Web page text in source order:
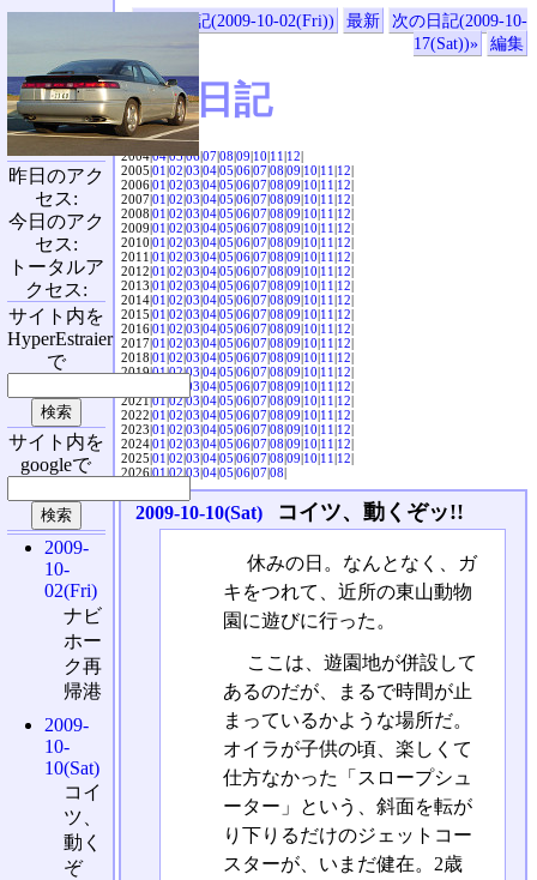
«前の日記(2009-10-02(Fri)) 最新
次の日記(2009-10-
17(Sat))»
編集
SVX日記
2004|04|05|06|07|08|09|10|11|12|
2005|01|02|03|04|05|06|07|08|09|10|11|12|
2006|01|02|03|04|05|06|07|08|09|10|11|12|
2007|01|02|03|04|05|06|07|08|09|10|11|12|
2008|01|02|03|04|05|06|07|08|09|10|11|12|
2009|01|02|03|04|05|06|07|08|09|10|11|12|
2010|01|02|03|04|05|06|07|08|09|10|11|12|
2011|01|02|03|04|05|06|07|08|09|10|11|12|
2012|01|02|03|04|05|06|07|08|09|10|11|12|
2013|01|02|03|04|05|06|07|08|09|10|11|12|
2014|01|02|03|04|05|06|07|08|09|10|11|12|
2015|01|02|03|04|05|06|07|08|09|10|11|12|
2016|01|02|03|04|05|06|07|08|09|10|11|12|
2017|01|02|03|04|05|06|07|08|09|10|11|12|
2018|01|02|03|04|05|06|07|08|09|10|11|12|
2019|01|02|03|04|05|06|07|08|09|10|11|12|
03|04|05|06|07|08|09|10|11|12|
2021|01|02|03|04|05|06|07|08|09|10|11|12|
2022|01|02|03|04|05|06|07|08|09|10|11|12|
2023|01|02|03|04|05|06|07|08|09|10|11|12|
2024|01|02|03|04|05|06|07|08|09|10|11|12|
2025|01|02|03|04|05|06|07|08|09|10|11|12|
2026|01|02|03|04|05|06|07|08|
2009-10-10(Sat) コイツ、動くぞッ!!
休みの日。なんとなく、ガ
キをつれて、近所の東山動物
園に遊びに行った。
ここは、遊園地が併設して
あるのだが、まるで時間が止
まっているかような場所だ。
オイラが子供の頃、楽しくて
仕方なかった「スロープシュ
ーター」という、斜面を転が
り下りるだけのジェットコー
スターが、いまだ健在。2歳
昨日のアク
セス:
今日のアク
セス:
トータルア
クセス:
サイト内を
HyperEstraier
で
サイト内を
googleで
2009-
10-
02(Fri)
ナビ
ホー
ク再
帰港
2009-
10-
10(Sat)
コイ
ツ、
動く
ぞ